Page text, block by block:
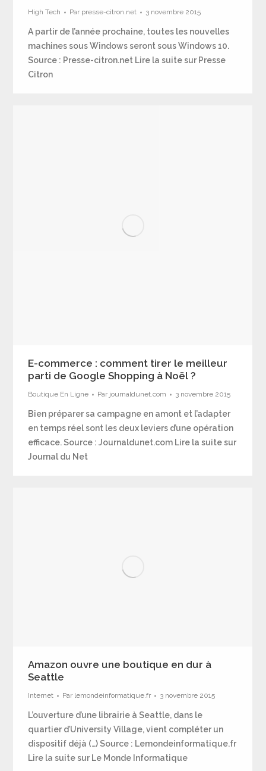
High Tech Par presse-citron.net 3 novembre 2015
A partir de l’année prochaine, toutes les nouvelles
machines sous Windows seront sous Windows 10.
Source : Presse-citron.net Lire la suite sur Presse
Citron
E-commerce : comment tirer le meilleur
parti de Google Shopping à Noël ?
Boutique En Ligne Par journaldunet.com 3 novembre 2015
Bien préparer sa campagne en amont et l’adapter
en temps réel sont les deux leviers d’une opération
efficace. Source : Journaldunet.com Lire la suite sur
Journal du Net
Amazon ouvre une boutique en dur à
Seattle
Internet Par lemondeinformatique.fr 3 novembre 2015
L’ouverture d’une librairie à Seattle, dans le
quartier d’University Village, vient compléter un
dispositif déjà (…) Source : Lemondeinformatique.fr
Lire la suite sur Le Monde Informatique